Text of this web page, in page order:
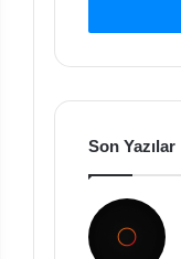
Son Yazılar